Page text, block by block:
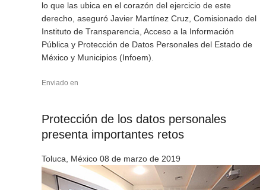
lo que las ubica en el corazón del ejercicio de este
derecho, aseguró Javier Martínez Cruz, Comisionado del
Instituto de Transparencia, Acceso a la Información
Pública y Protección de Datos Personales del Estado de
México y Municipios (Infoem).
Enviado en
Protección de los datos personales
presenta importantes retos
Toluca, México 08 de marzo de 2019